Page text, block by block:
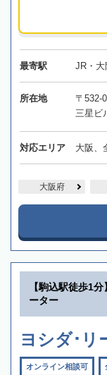
最寄駅 JR・大
所在地
〒532-
三星ビ
対応エリア 大阪、
大阪府
【駒込駅徒歩1
ーター
ヨシダ･リ
オンライン相談可